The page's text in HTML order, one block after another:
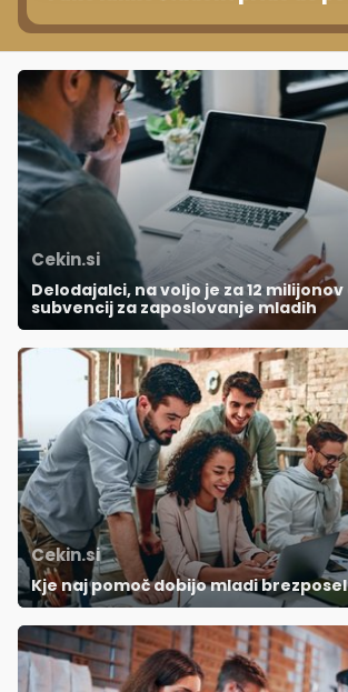
Cekin.si
Delodajalci, na voljo je za 12
subvencij za zaposlovanje mladih
Cekin.si
Kje naj pomoč dobijo mladi